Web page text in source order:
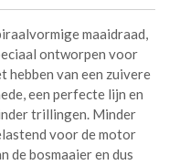
maaidraad,
ontworpen voor
hebben van een zuivere
een perfecte lijn en
trillingen. Minder
voor de motor
de bosmaaier en dus